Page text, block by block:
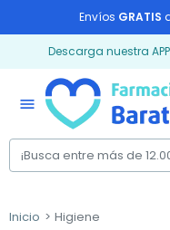
Envíos GRATIS
Descarga nuestra
menu
Inicio Higiene